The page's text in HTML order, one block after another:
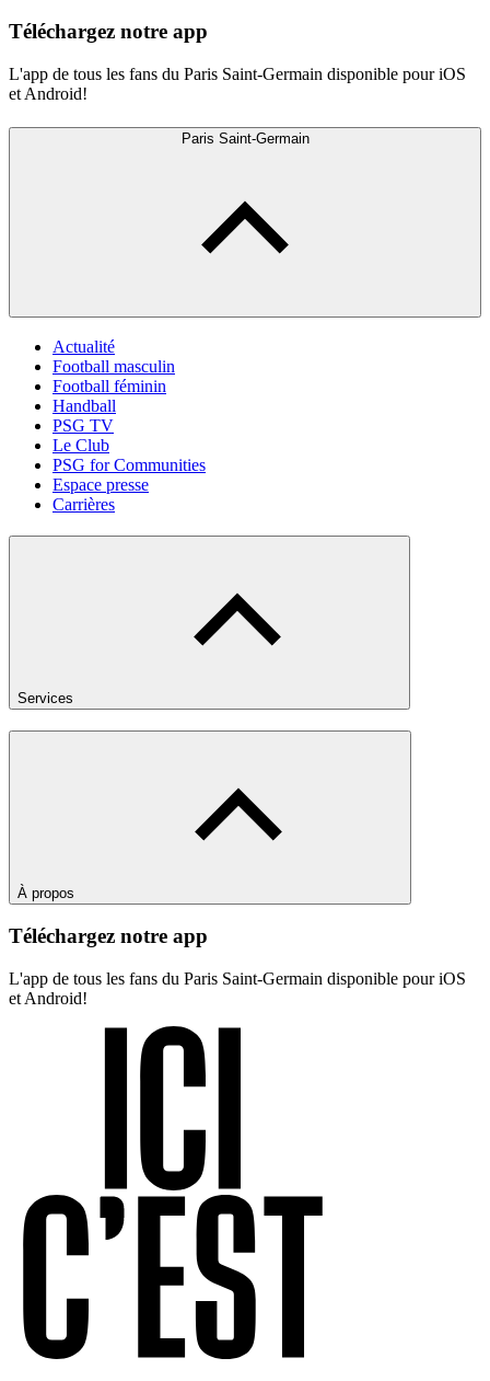
Téléchargez notre app
L'app de tous les fans du Paris Saint-Germain disponible pour iOS
et Android!
Paris Saint-Germain
Actualité
Football masculin
Football féminin
Handball
PSG TV
Le Club
PSG for Communities
Espace presse
Carrières
Services
À propos
Téléchargez notre app
L'app de tous les fans du Paris Saint-Germain disponible pour iOS
et Android!